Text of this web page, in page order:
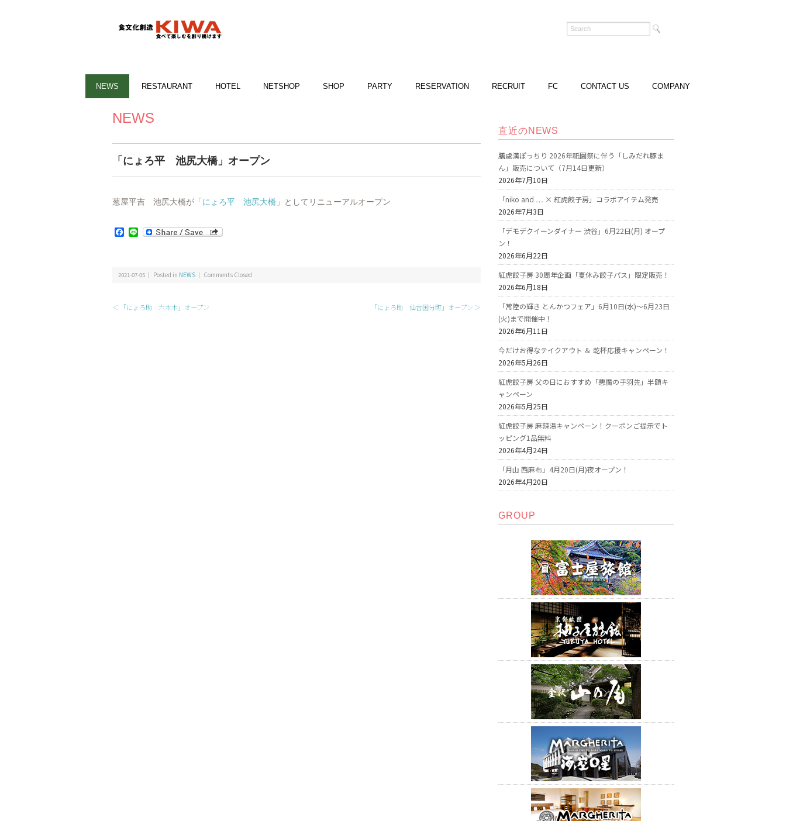
NEWS RESTAURANT HOTEL NETSHOP SHOP PARTY RESERVATION RECRUIT FC CONTACT US COMPANY
NEWS
「にょろ平 池尻大橋」オープン
葱屋平吉 池尻大橋が「 にょろ平 池尻大橋 」としてリニューアルオープン
Facebook
Line
2021-07-05 ｜ Posted in NEWS Comments Closed
＜ 「にょろ助 六本木」オープン 「にょろ助 仙台国分町」オープン ＞
直近のNEWS
膳處漢ぽっちり 2026年祇園祭に伴う「しみだれ豚ま
ん」販売について（7月14日更新）
2026年7月10日
「niko and … × 紅虎餃子房」コラボアイテム発売
2026年7月3日
「デモデクイーンダイナー 渋谷」6月22日(月) オープ
ン！
2026年6月22日
紅虎餃子房 30周年企画「夏休み餃子パス」限定販売！
2026年6月18日
「常陸の輝き とんかつフェア」6月10日(水)～6月23日
(火)まで開催中！
2026年6月11日
今だけお得なテイクアウト ＆ 乾杯応援キャンペーン！
2026年5月26日
紅虎餃子房 父の日におすすめ「悪魔の手羽先」半額キ
ャンペーン
2026年5月25日
紅虎餃子房 麻辣湯キャンペーン！クーポンご提示でト
ッピング1品無料
2026年4月24日
「月山 西麻布」4月20日(月)夜オープン！
2026年4月20日
GROUP